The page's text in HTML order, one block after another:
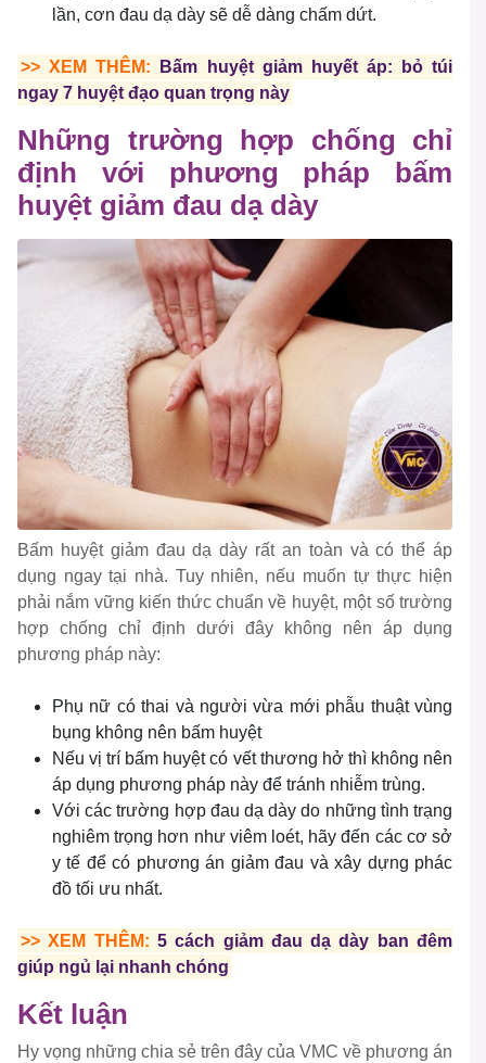
lần, cơn đau dạ dày sẽ dễ dàng chấm dứt.
>> XEM THÊM:
Bấm huyệt giảm huyết áp: bỏ túi
ngay 7 huyệt đạo quan trọng này
Những trường hợp chống chỉ
định với phương pháp bấm
huyệt giảm đau dạ dày
Bấm huyệt giảm đau dạ dày rất an toàn và có thể áp
dụng ngay tại nhà. Tuy nhiên, nếu muốn tự thực hiện
phải nắm vững kiến ​​thức chuẩn về huyệt, một số trường
hợp chống chỉ định dưới đây không nên áp dụng
phương pháp này:
Phụ nữ có thai và người vừa mới phẫu thuật vùng
bụng không nên bấm huyệt
Nếu vị trí bấm huyệt có vết thương hở thì không nên
áp dụng phương pháp này để tránh nhiễm trùng.
Với các trường hợp đau dạ dày do những tình trạng
nghiêm trọng hơn như viêm loét, hãy đến các cơ sở
y tế để có phương án giảm đau và xây dựng phác
đồ tối ưu nhất.
>> XEM THÊM:5 cách giảm đau dạ dày ban đêm
giúp ngủ lại nhanh chóng
Kết luận
Hy vọng những chia sẻ trên đây của VMC về phương án